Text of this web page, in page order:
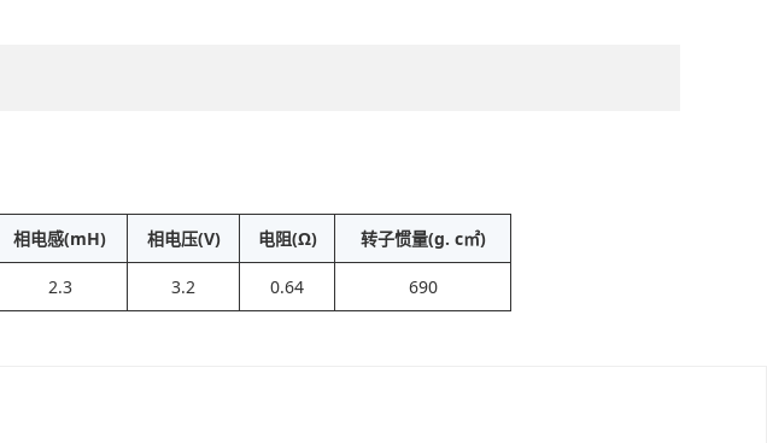
相电感(mH) 相电压(V) 电阻(Ω) 转子惯量(g. c㎡)
2.3 3.2 0.64 690